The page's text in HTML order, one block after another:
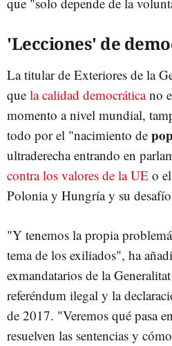
'Lecciones' de
La titular de Exteriores de la
que la calidad democráticano
momento a nivel mundial,
todo por el "nacimiento de
ultraderecha entrando en
contra los valores de la UE o
Polonia y Hungría y su
"Y tenemos la propia
tema de los exiliados", ha
exmandatarios de la
referéndum ilegal y la
de 2017. "Veremos qué pasa
resuelven las sentencias y